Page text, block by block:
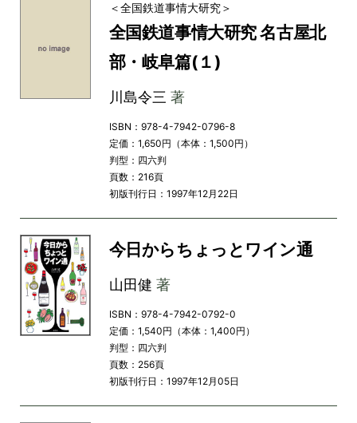
＜全国鉄道事情大研究＞
全国鉄道事情大研究 名古屋北
部・岐阜篇(１)
川島令三 著
ISBN：978-4-7942-0796-8
定価：1,650円（本体：1,500円）
判型：四六判
頁数：216頁
初版刊行日：1997年12月22日
今日からちょっとワイン通
山田健 著
ISBN：978-4-7942-0792-0
定価：1,540円（本体：1,400円）
判型：四六判
頁数：256頁
初版刊行日：1997年12月05日